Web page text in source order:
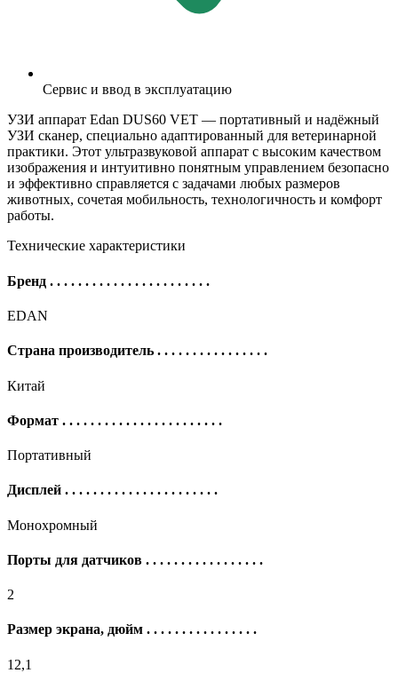
Сервис и ввод в эксплуатацию
УЗИ аппарат Edan DUS60 VET — портативный и надёжный
УЗИ сканер, специально адаптированный для ветеринарной
практики. Этот ультразвуковой аппарат с высоким качеством
изображения и интуитивно понятным управлением безопасно
и эффективно справляется с задачами любых размеров
животных, сочетая мобильность, технологичность и комфорт
работы.
Технические характеристики
Бренд . . . . . . . . . . . . . . . . . . . . . . .
EDAN
Страна производитель . . . . . . . . . . . . . . . .
Китай
Формат . . . . . . . . . . . . . . . . . . . . . . .
Портативный
Дисплей . . . . . . . . . . . . . . . . . . . . . .
Монохромный
Порты для датчиков . . . . . . . . . . . . . . . . .
2
Размер экрана, дюйм . . . . . . . . . . . . . . . .
12,1